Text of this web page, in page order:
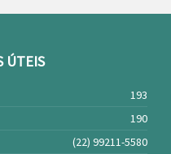
ÚTEIS
193
190
(22) 99211-5580